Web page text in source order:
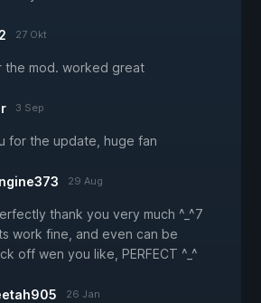
27 Okt
the mod. worked great
3 Sep
for the update, huge fan
29 Aug
thank you very much ^_^7
work fine, and even can be
off wen you like, PERFECT ^_^
26 Jan